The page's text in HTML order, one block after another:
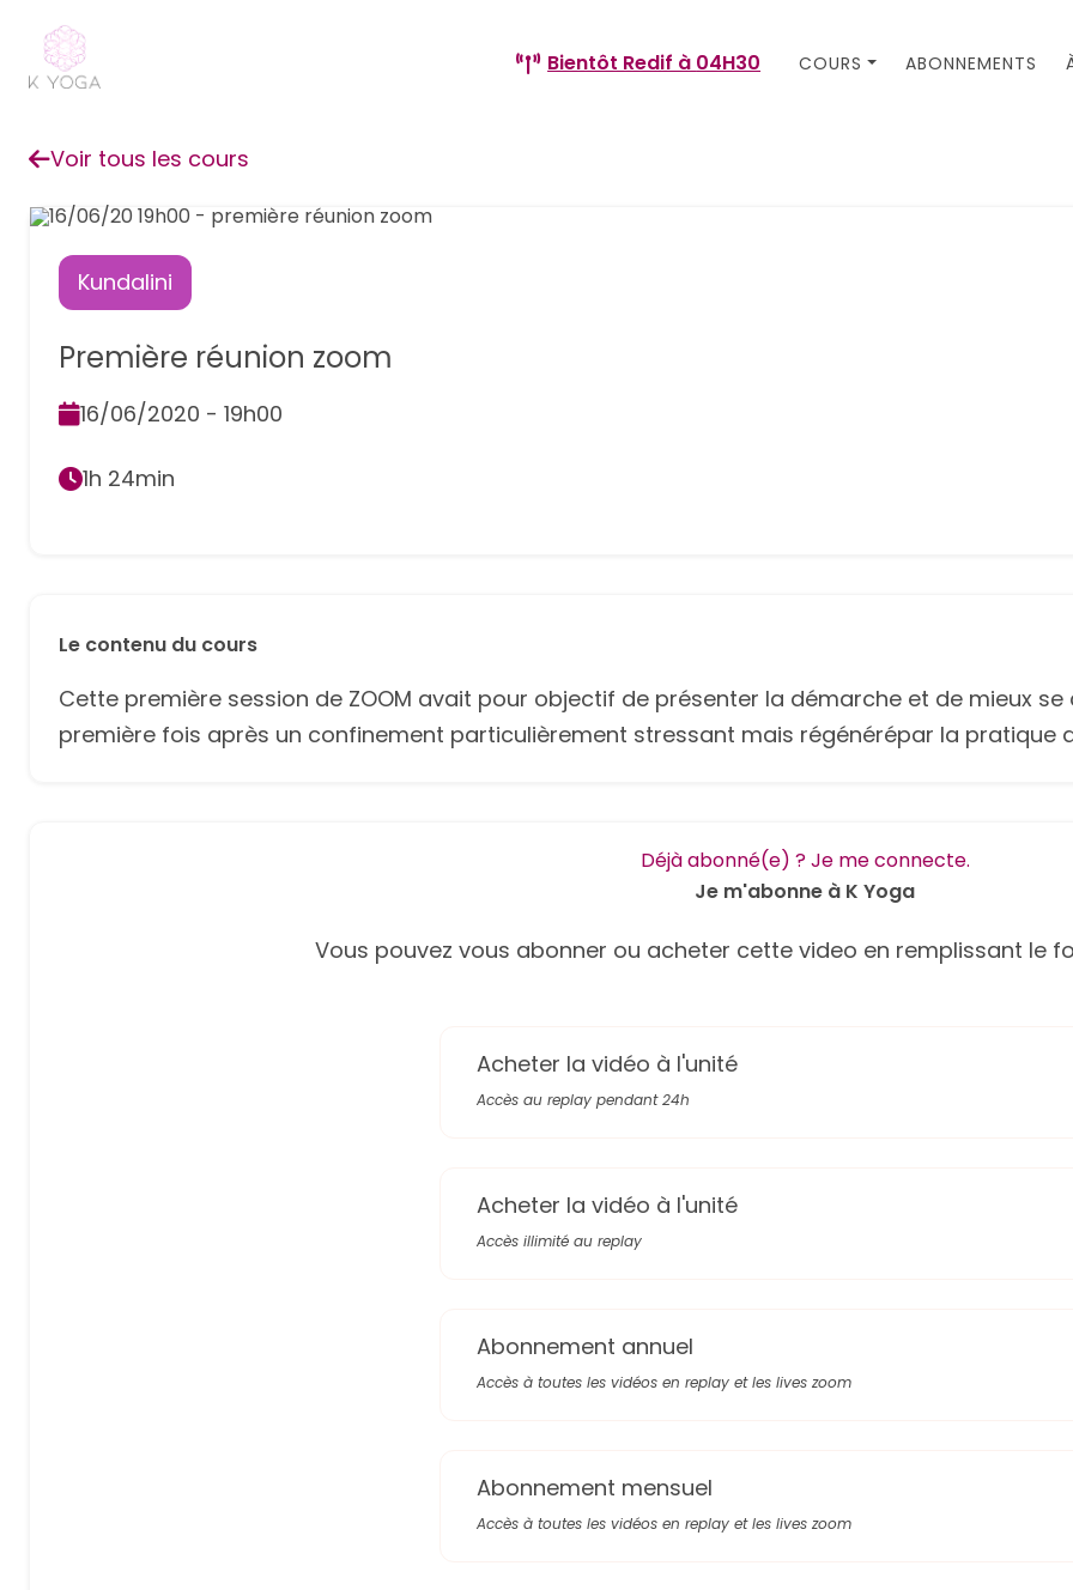
Bientôt Redif à 04H30 COURS ABONNEMENTS
Voir tous les cours
Kundalini
Première réunion zoom
16/06/2020 - 19h00
1h 24min
Le contenu du cours
Cette première session de ZOOM avait pour objectif de présenter la démarche et de mieux
première fois après un confinement particulièrement stressant mais régénérépar la pratique
Déjà abonné(e) ? Je me connecte.
Je m'abonne à K Yoga
Vous pouvez vous abonner ou acheter cette video en remplissant le
Acheter la vidéo à l'unité
Accès au replay pendant 24h
Acheter la vidéo à l'unité
Accès illimité au replay
Abonnement annuel
Accès à toutes les vidéos en replay et les lives zoom
Abonnement mensuel
Accès à toutes les vidéos en replay et les lives zoom